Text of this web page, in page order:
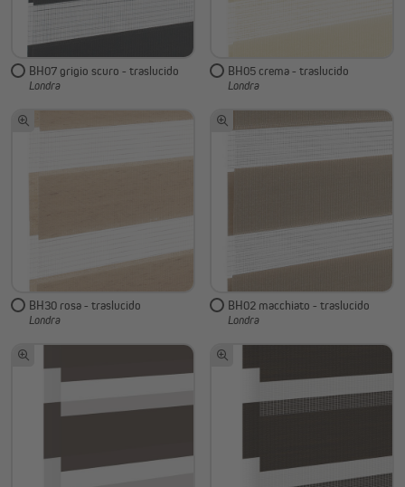
BH07 grigio scuro - traslucido
Londra
BH05 crema - traslucido
Londra
BH30 rosa - traslucido
Londra
BH02 macchiato - traslucido
Londra